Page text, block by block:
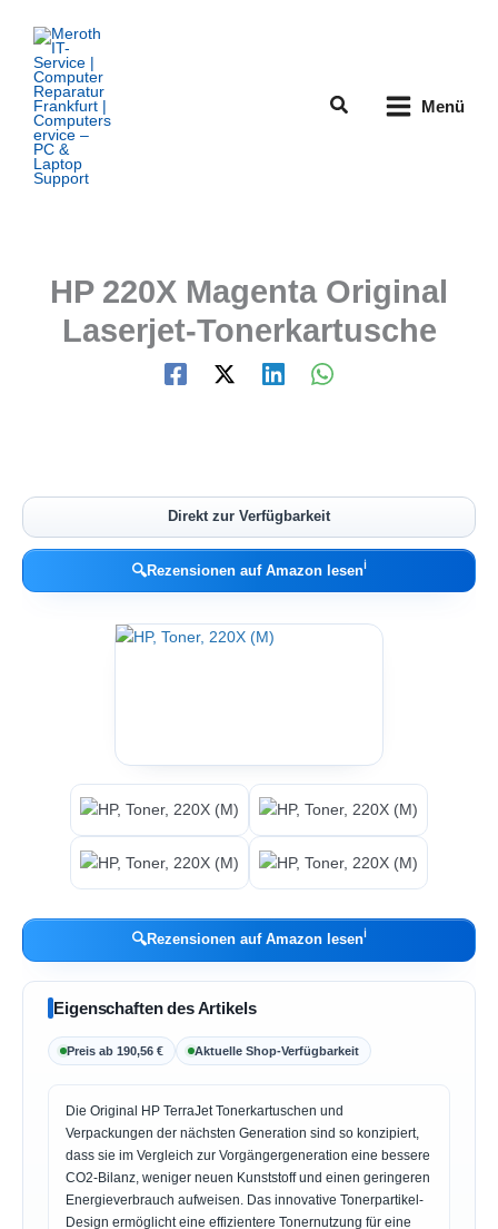
Inhalt
springen
Suchen Menü
HP 220X Magenta Original
Laserjet-Tonerkartusche
Direkt zur Verfügbarkeit
🔍Rezensionen auf Amazon lesenℹ︎
🔍Rezensionen auf Amazon lesenℹ︎
Eigenschaften des Artikels
Preis ab 190,56 € Aktuelle Shop-Verfügbarkeit
Die Original HP TerraJet Tonerkartuschen und
Verpackungen der nächsten Generation sind so konzipiert,
dass sie im Vergleich zur Vorgängergeneration eine bessere
CO2-Bilanz, weniger neuen Kunststoff und einen geringeren
Energieverbrauch aufweisen. Das innovative Tonerpartikel-
Design ermöglicht eine effizientere Tonernutzung für eine